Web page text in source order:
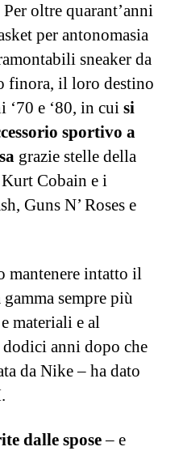
oltre quarant’anni
per antonomasia
sneaker da
finora, il loro destino
‘70 e ‘80, in cui si
sportivo a
grazie stelle della
Cobain e i
Guns N’ Roses e
mantenere intatto il
sempre più
materiali e al
anni dopo che
da Nike – ha dato
dalle spose– e